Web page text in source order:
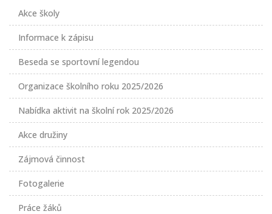
Akce školy
Informace k zápisu
Beseda se sportovní legendou
Organizace školního roku 2025/2026
Nabídka aktivit na školní rok 2025/2026
Akce družiny
Zájmová činnost
Fotogalerie
Práce žáků